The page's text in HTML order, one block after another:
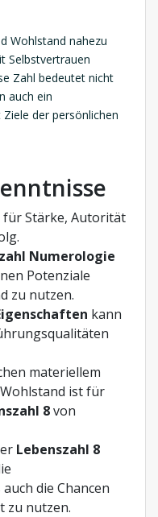
Wohlstand nahezu
Selbstvertrauen
Zahl bedeutet nicht
auch ein
der persönlichen
Stärke, Autorität
Numerologie
Potenziale
zu nutzen.
kann
materiellem
ist für
8von
Lebenszahl 8
die Chancen
zu nutzen.